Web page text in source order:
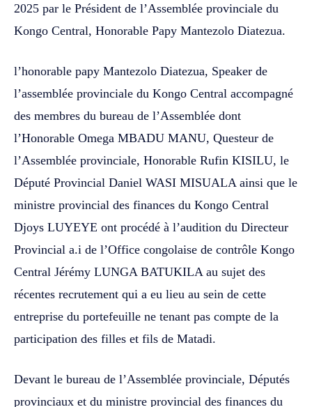
2025 par le Président de l’Assemblée provinciale du
Kongo Central, Honorable Papy Mantezolo Diatezua.
l’honorable papy Mantezolo Diatezua, Speaker de
l’assemblée provinciale du Kongo Central accompagné
des membres du bureau de l’Assemblée dont
l’Honorable Omega MBADU MANU, Questeur de
l’Assemblée provinciale, Honorable Rufin KISILU, le
Député Provincial Daniel WASI MISUALA ainsi que le
ministre provincial des finances du Kongo Central
Djoys LUYEYE ont procédé à l’audition du Directeur
Provincial a.i de l’Office congolaise de contrôle Kongo
Central Jérémy LUNGA BATUKILA au sujet des
récentes recrutement qui a eu lieu au sein de cette
entreprise du portefeuille ne tenant pas compte de la
participation des filles et fils de Matadi.
Devant le bureau de l’Assemblée provinciale, Députés
provinciaux et du ministre provincial des finances du